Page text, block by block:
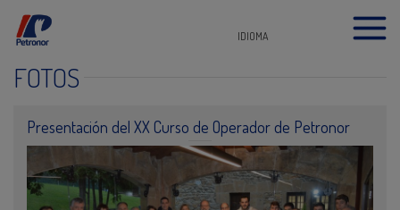
IDIOMA
FOTOS
Presentación del XX Curso de Operador de Petronor